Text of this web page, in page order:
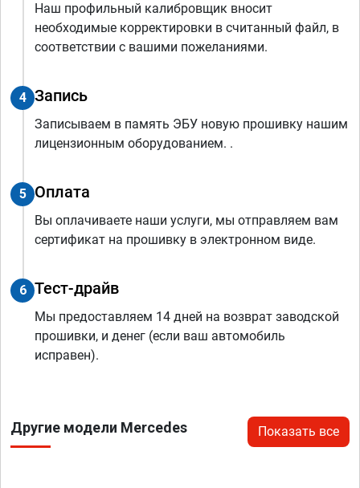
Наш профильный калибровщик вносит
необходимые корректировки в считанный файл, в
соответствии с вашими пожеланиями.
4 Запись
Записываем в память ЭБУ новую прошивку нашим
лицензионным оборудованием. .
5 Оплата
Вы оплачиваете наши услуги, мы отправляем вам
сертификат на прошивку в электронном виде.
6 Тест-драйв
Мы предоставляем 14 дней на возврат заводской
прошивки, и денег (если ваш автомобиль
исправен).
Другие модели Mercedes Показать все